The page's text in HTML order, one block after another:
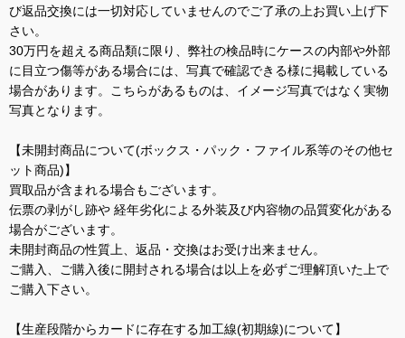
び返品交換には一切対応していませんのでご了承の上お買い上げ下
さい。
30万円を超える商品類に限り、弊社の検品時にケースの内部や外部
に目立つ傷等がある場合には、写真で確認できる様に掲載している
場合があります。こちらがあるものは、イメージ写真ではなく実物
写真となります。
【未開封商品について(ボックス・パック・ファイル系等のその他セ
ット商品)】
買取品が含まれる場合もございます。
伝票の剥がし跡や 経年劣化による外装及び内容物の品質変化がある
場合がございます。
未開封商品の性質上、返品・交換はお受け出来ません。
ご購入、ご購入後に開封される場合は以上を必ずご理解頂いた上で
ご購入下さい。
【生産段階からカードに存在する加工線(初期線)について】